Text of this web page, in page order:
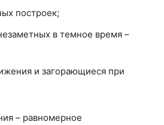
построек;
в темное время –
и загорающиеся при
– равномерное